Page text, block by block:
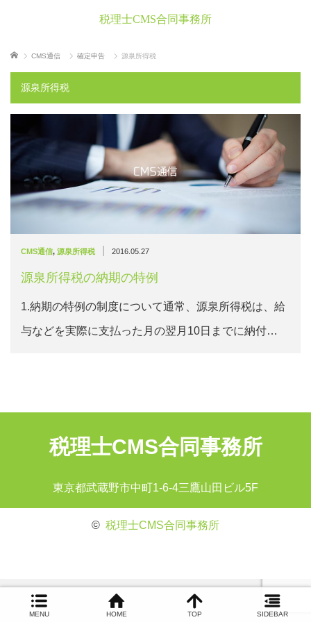
税理士CMS合同事務所
ホーム CMS通信 確定申告 源泉所得税
源泉所得税
CMS通信, 源泉所得税 2016.05.27
源泉所得税の納期の特例
1.納期の特例の制度について通常、源泉所得税は、給
与などを実際に支払った月の翌月10日までに納付…
税理士CMS合同事務所
東京都武蔵野市中町1-6-4三鷹山田ビル5F
MENU HOME TOP SIDEBAR
© 税理士CMS合同事務所